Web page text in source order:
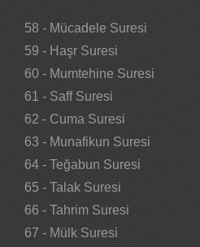
58 - Mücadele Suresi
59 - Haşr Suresi
60 - Mumtehine Suresi
61 - Saff Suresi
62 - Cuma Suresi
63 - Munafikun Suresi
64 - Teğabun Suresi
65 - Talak Suresi
66 - Tahrim Suresi
67 - Mülk Suresi